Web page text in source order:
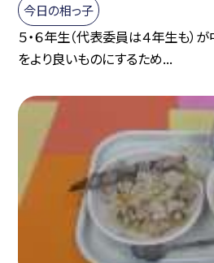
今日の相っ子
５・６年生（代表委員は４年生も）
をより良いものにするため...